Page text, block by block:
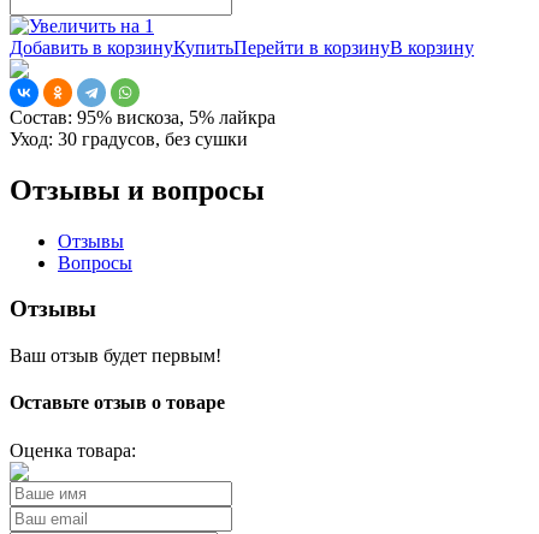
Добавить в корзинуКупитьПерейти в корзинуВ корзину
Состав: 95% вискоза, 5% лайкра
Уход: 30 градусов, без сушки
Отзывы и вопросы
Отзывы
Вопросы
Отзывы
Ваш отзыв будет первым!
Оставьте отзыв о товаре
Оценка товара: